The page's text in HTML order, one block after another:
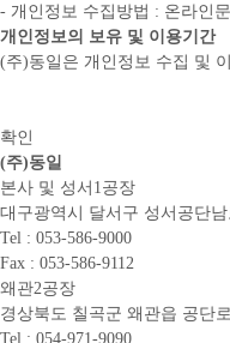
- 개인정보 수집방법 : 온라인
개인정보의 보유 및 이용기간
(주)동일은 개인정보 수집 및
확인
(주)동일
본사 및 성서1공장
대구광역시 달서구 성서공단남
Tel : 053-586-9000
Fax : 053-586-9112
왜관2공장
경상북도 칠곡군 왜관읍 공단
Tel : 054-971-9090